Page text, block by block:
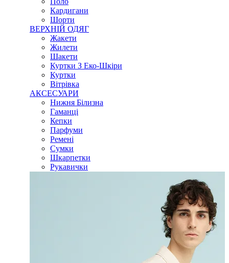
Кардигани
Шорти
ВЕРХНІЙ ОДЯГ
Жакети
Жилети
Шакети
Куртки З Еко-Шкіри
Куртки
Вітрівка
АКСЕСУАРИ
Нижня Білизна
Гаманці
Кепки
Парфуми
Ремені
Сумки
Шкарпетки
Рукавички